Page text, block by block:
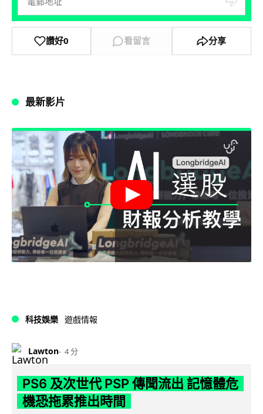
讚好0 看留言 分享
最新影片
科技娛樂 遊戲情報
Lawton 4 分
PS6 及次世代 PSP 傳聞流出 記憶體危
機恐拖累推出時間